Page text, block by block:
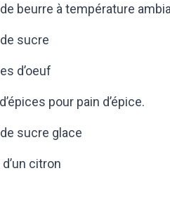
beurre à température
sucre
d’oeuf
pour pain d’épice.
sucre glace
citron